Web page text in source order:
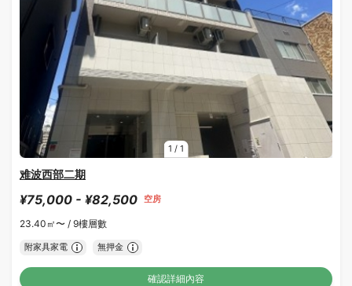
1 / 1
难波西部二期
¥75,000 - ¥82,500 空房
23.40㎡〜 / 9樓層數
附家具家電 無押金
確認詳細內容